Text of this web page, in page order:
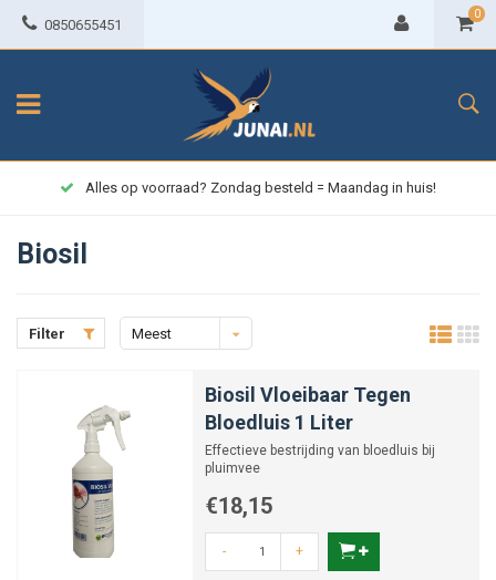
0850655451
0
Alles op voorraad? Zondag besteld = Maandag in huis!
Biosil
Filter
Meest
Biosil Vloeibaar Tegen
Bloedluis 1 Liter
Effectieve bestrijding van bloedluis bij
pluimvee
€18,15
- +